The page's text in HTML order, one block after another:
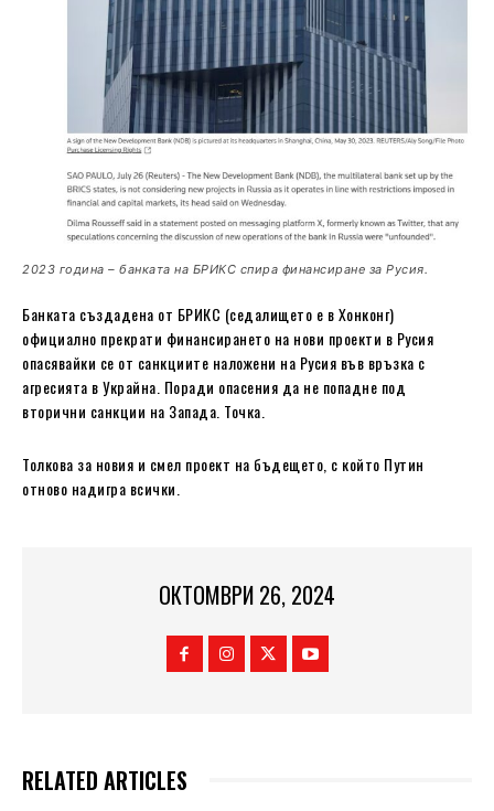
2023 година – банката на БРИКС спира финансиране за Русия.
Банката създадена от БРИКС (седалището е в Хонконг)
официално прекрати финансирането на нови проекти в Русия
опасявайки се от санкциите наложени на Русия във връзка с
агресията в Украйна. Поради опасения да не попадне под
вторични санкции на Запада. Точка.
Толкова за новия и смел проект на бъдещето, с който Путин
отново надигра всички.
ОКТОМВРИ 26, 2024
RELATED ARTICLES